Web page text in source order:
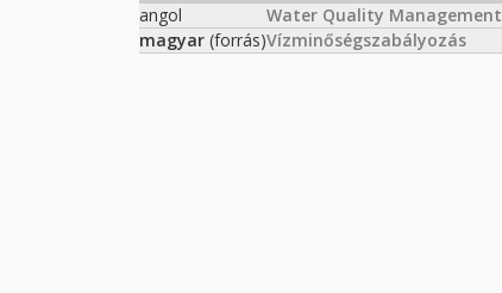
angol
Water Quality Management
magyar (forrás)Vízminőségszabályozás